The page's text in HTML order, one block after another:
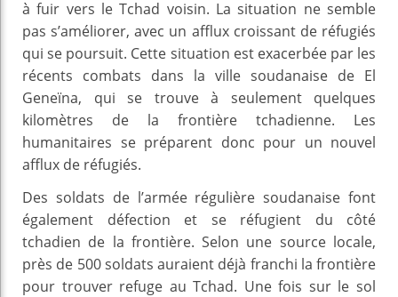
à fuir vers le Tchad voisin. La situation ne semble
pas s’améliorer, avec un afflux croissant de réfugiés
qui se poursuit. Cette situation est exacerbée par les
récents combats dans la ville soudanaise de El
Geneïna, qui se trouve à seulement quelques
kilomètres de la frontière tchadienne. Les
humanitaires se préparent donc pour un nouvel
afflux de réfugiés.
Des soldats de l’armée régulière soudanaise font
également défection et se réfugient du côté
tchadien de la frontière. Selon une source locale,
près de 500 soldats auraient déjà franchi la frontière
pour trouver refuge au Tchad. Une fois sur le sol